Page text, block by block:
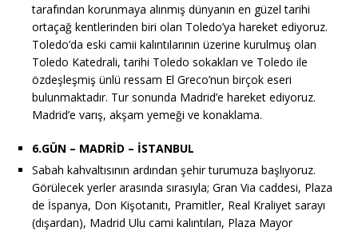
tarafından korunmaya alınmış dünyanın en güzel tarihi
ortaçağ kentlerinden biri olan Toledo’ya hareket ediyoruz.
Toledo’da eski camii kalıntılarının üzerine kurulmuş olan
Toledo Katedrali, tarihi Toledo sokakları ve Toledo ile
özdeşleşmiş ünlü ressam El Greco’nun birçok eseri
bulunmaktadır. Tur sonunda Madrid’e hareket ediyoruz.
Madrid’e varış, akşam yemeği ve konaklama.
6.GÜN – MADRİD – İSTANBUL
Sabah kahvaltısının ardından şehir turumuza başlıyoruz.
Görülecek yerler arasında sırasıyla; Gran Via caddesi, Plaza
de İspanya, Don Kişotanıtı, Pramitler, Real Kraliyet sarayı
(dışardan), Madrid Ulu cami kalıntıları, Plaza Mayor